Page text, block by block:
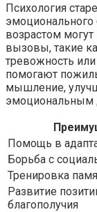
Психология
возрастом
вызовы, такие
тревожность
помогают
мышление,
эмоциональным
Помощь в
Борьба с
Тренировка
Развитие
благополучия